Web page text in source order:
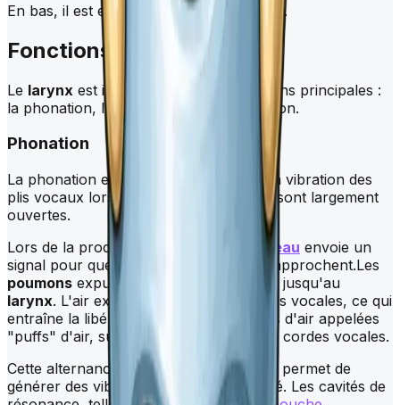
En bas, il est en relation avec la trachée.
Fonctions du larynx
Le larynx est impliqué dans trois fonctions principales :
la phonation, la respiration et la déglutition.
Phonation
La phonation est produite par la mise en vibration des
plis vocaux lorsque les voies aériennes sont largement
ouvertes.
Lors de la production d’un son, le
cerveau envoie un
signal pour que les cordes vocales se rapprochent.Les
poumons expulsent de l'air qui remonte jusqu'au
larynx. L'air expiré appuie sur les cordes vocales, ce qui
entraîne la libération de petites quantités d'air appelées
"puffs" d'air, suivie d'une fermeture des cordes vocales.
Cette alternance rapide de mouvements permet de
générer des vibrations et un son laryngé. Les cavités de